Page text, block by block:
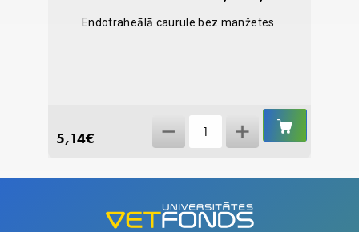
GROZĀ
Endotraheālā caurule bez manžetes.
5,14€
ID
b/m
quantity